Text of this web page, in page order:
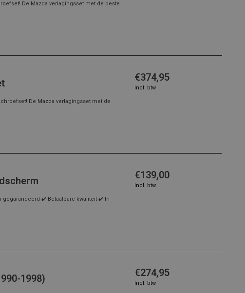
De Mazda verlagingsset met de beste
De Mazda verlagingsset met de
€374,95
Incl. btw
✔️ Betaalbare kwaliteit ✔️ In
€139,00
Incl. btw
1998) €274,95
Incl. btw